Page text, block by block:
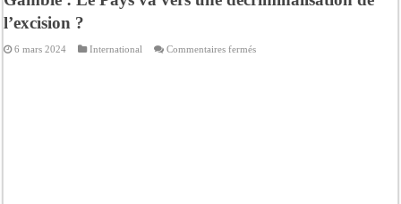
l’excision ?
6 mars 2024 International Commentaires ferméssur